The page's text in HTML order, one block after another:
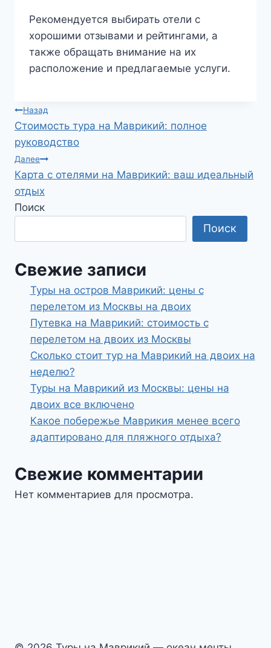
Рекомендуется выбирать отели с
хорошими отзывами и рейтингами, а
также обращать внимание на их
расположение и предлагаемые услуги.
Навигация
по
записям
Назад
Стоимость тура на Маврикий: полное
руководство
Далее
Карта с отелями на Маврикий: ваш идеальный
отдых
Поиск
Поиск
Свежие записи
Туры на остров Маврикий: цены с
перелетом из Москвы на двоих
Путевка на Маврикий: стоимость с
перелетом на двоих из Москвы
Сколько стоит тур на Маврикий на двоих на
неделю?
Туры на Маврикий из Москвы: цены на
двоих все включено
Какое побережье Маврикия менее всего
адаптировано для пляжного отдыха?
Свежие комментарии
Нет комментариев для просмотра.